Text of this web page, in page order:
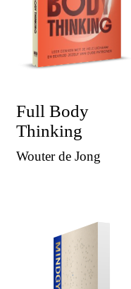
Full Body
Thinking
Wouter de Jong